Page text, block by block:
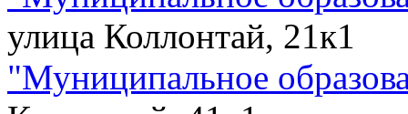
улица Коллонтай, 21к1
"Муниципальное